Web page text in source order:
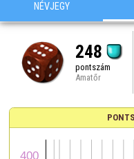
NÉVJEGY
248
pontszám
Amatőr